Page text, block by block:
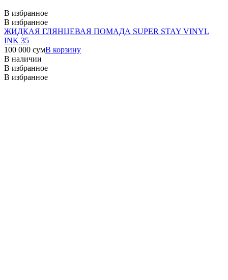
В избранное
В избранное
ЖИДКАЯ ГЛЯНЦЕВАЯ ПОМАДА SUPER STAY VINYL
INK 35
100 000 сумВ корзину
В наличии
В избранное
В избранное